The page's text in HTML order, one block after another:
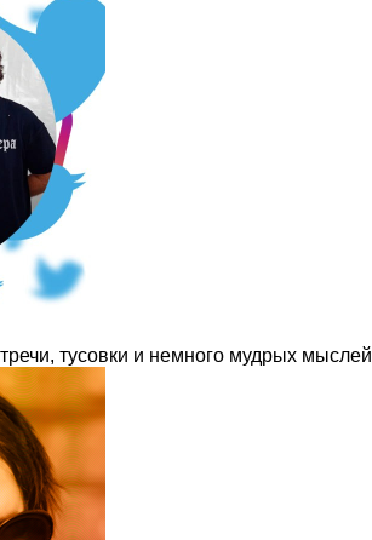
тусовки и немного мудрых мыслей